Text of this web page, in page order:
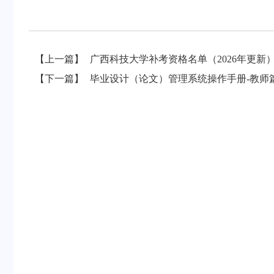
【上一篇】
广西科技大学补考资格名单（2026年更新
【下一篇】
毕业设计（论文）管理系统操作手册-教师